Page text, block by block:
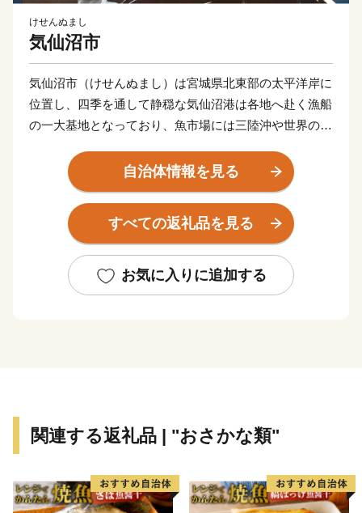
けせんぬまし
気仙沼市
気仙沼市（けせんぬまし）は宮城県北東部の太平洋岸に
位置し、四季を通して静穏な気仙沼港は各地へ赴く漁船
の一大基地となっており、魚市場には三陸沖や世界の海
いえるフカヒレや水揚げ日本一を誇る生鮮カツオなどの
海産物のほか、地元特産の農産物やB級グルメとして人
気の気仙沼ホルモンなどがあり、美食の街としての一面
も持っています。 東日本大震災により大きな被害を受
様の更なる御支援、後押しをお願いいたします。
自治体情報を見る
すべての返礼品を見る
お気に入りに追加する
関連する返礼品 | "おさかな類"